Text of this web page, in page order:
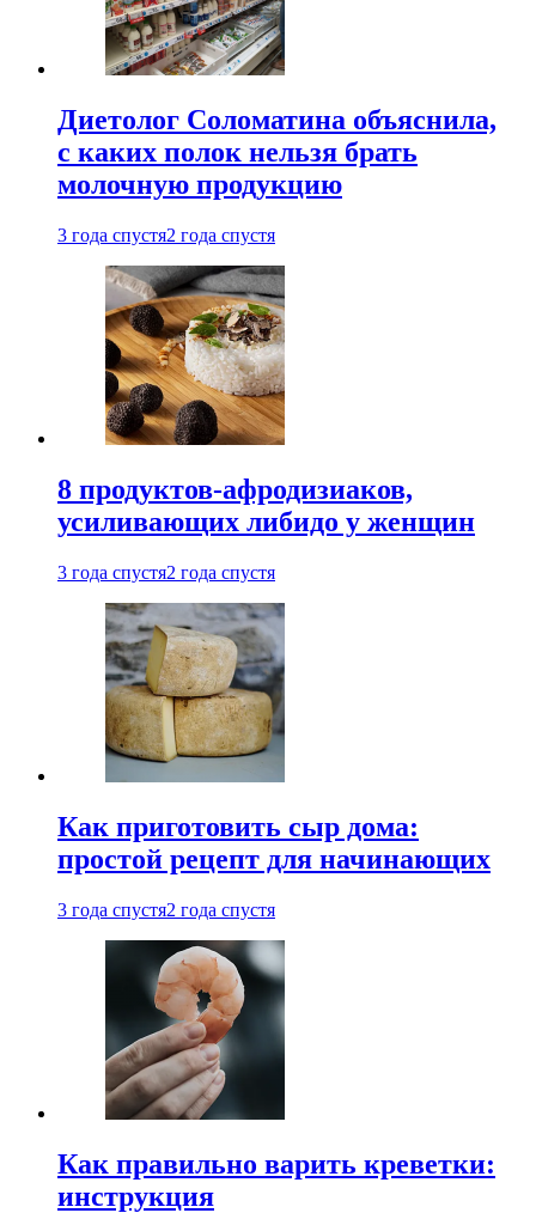
Диетолог Соломатина объяснила,
с каких полок нельзя брать
молочную продукцию
3 года спустя2 года спустя
8 продуктов-афродизиаков,
усиливающих либидо у женщин
3 года спустя2 года спустя
Как приготовить сыр дома:
простой рецепт для начинающих
3 года спустя2 года спустя
Как правильно варить креветки:
инструкция